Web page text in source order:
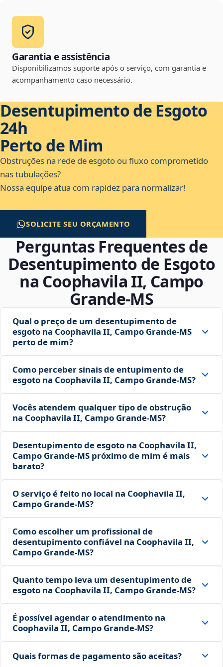
Garantia e assistência
Disponibilizamos suporte após o serviço, com garantia e
acompanhamento caso necessário.
Desentupimento de Esgoto
24h
Perto de Mim
Obstruções na rede de esgoto ou fluxo comprometido
nas tubulações?
Nossa equipe atua com rapidez para normalizar!
SOLICITE SEU ORÇAMENTO
Perguntas Frequentes de
Desentupimento de Esgoto
na Coophavila II, Campo
Grande‑MS
Qual o preço de um desentupimento de
esgoto na Coophavila II, Campo Grande‑MS
perto de mim?
Como perceber sinais de entupimento de
esgoto na Coophavila II, Campo Grande‑MS?
Vocês atendem qualquer tipo de obstrução
na Coophavila II, Campo Grande‑MS?
Desentupimento de esgoto na Coophavila II,
Campo Grande‑MS próximo de mim é mais
barato?
O serviço é feito no local na Coophavila II,
Campo Grande‑MS?
Como escolher um profissional de
desentupimento confiável na Coophavila II,
Campo Grande‑MS?
Quanto tempo leva um desentupimento de
esgoto na Coophavila II, Campo Grande‑MS?
É possível agendar o atendimento na
Coophavila II, Campo Grande‑MS?
Quais formas de pagamento são aceitas?